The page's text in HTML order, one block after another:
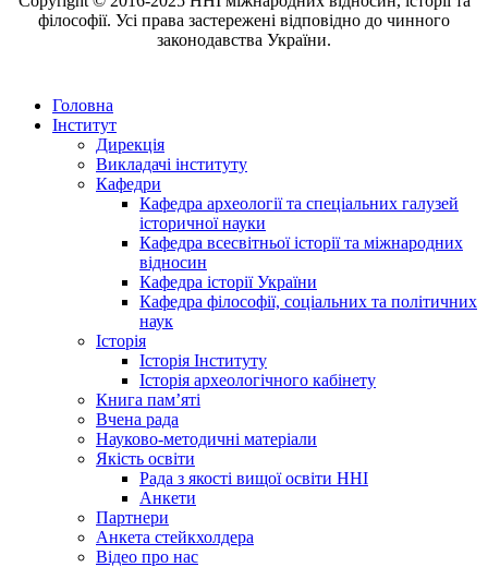
філософії. Усі права застережені відповідно до чинного
законодавства України.
Головна
Інститут
Дирекція
Викладачі інституту
Кафедри
Кафедра археології та спеціальних галузей
історичної науки
Кафедра всесвітньої історії та міжнародних
відносин
Кафедра історії України
Кафедра філософії, соціальних та політичних
наук
Історія
Історія Інституту
Історія археологічного кабінету
Книга памʼяті
Вчена рада
Науково-методичні матеріали
Якість освіти
Рада з якості вищої освіти ННІ
Анкети
Партнери
Анкета стейкхолдера
Відео про нас